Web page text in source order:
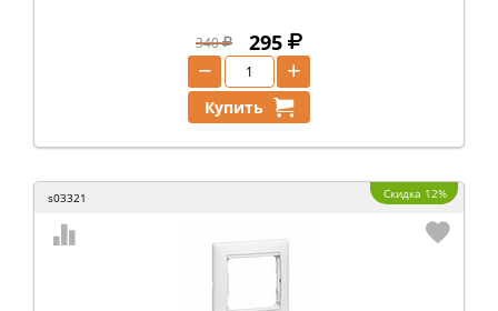
340 295
+
−
Купить
s03321 Скидка 12%